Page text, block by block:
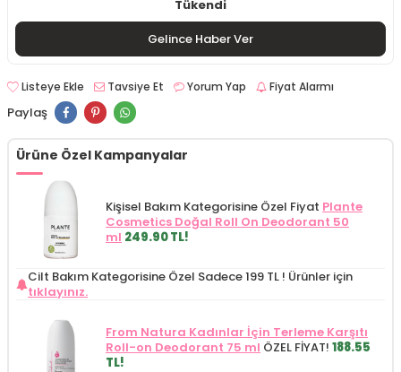
Tükendi
Gelince Haber Ver
Listeye Ekle Tavsiye Et Yorum Yap Fiyat Alarmı
Paylaş
Ürüne Özel Kampanyalar
Kişisel Bakım Kategorisine Özel Fiyat Plante
Cosmetics Doğal Roll On Deodorant 50
ml 249.90 TL!
Cilt Bakım Kategorisine Özel Sadece 199 TL ! Ürünler için
tıklayınız.
From Natura Kadınlar İçin Terleme Karşıtı
Roll-on Deodorant 75 ml ÖZEL FİYAT! 188.55
TL!